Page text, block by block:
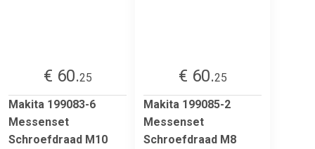
€ 60.25
Makita 199083-6
Messenset
Schroefdraad M10
€ 60.25
Makita 199085-2
Messenset
Schroefdraad M8